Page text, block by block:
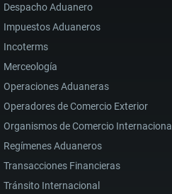
Despacho Aduanero
Impuestos Aduaneros
Incoterms
Merceología
Operaciones Aduaneras
Operadores de Comercio Exterior
Organismos de Comercio Internacional
Regímenes Aduaneros
Transacciones Financieras
Tránsito Internacional